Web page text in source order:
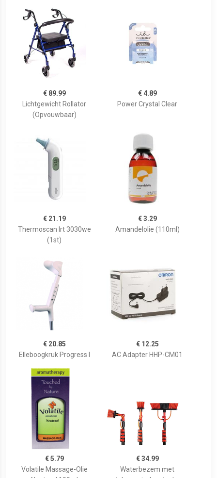
€ 89.99
Lichtgewicht Rollator
(Opvouwbaar)
€ 4.89
Power Crystal Clear
€ 21.19
Thermoscan Irt 3030we
(1st)
€ 3.29
Amandelolie (110ml)
€ 20.85
Elleboogkruk Progress I
€ 12.25
AC Adapter HHP-CM01
€ 5.79
Volatile Massage-Olie
€ 34.99
Waterbezem met